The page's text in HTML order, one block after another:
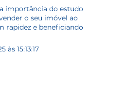
importância do estudo
o seu imóvel ao
rapidez e beneficiando
às 15:13:17